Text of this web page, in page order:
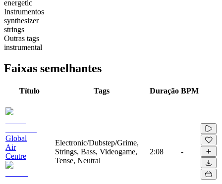
energetic
Instrumentos
synthesizer
strings
Outras tags
instrumental
Faixas semelhantes
Título Tags Duração BPM
Global
Air
Centre
Electronic/Dubstep/Grime,
Strings, Bass, Videogame,
Tense, Neutral
2:08 -